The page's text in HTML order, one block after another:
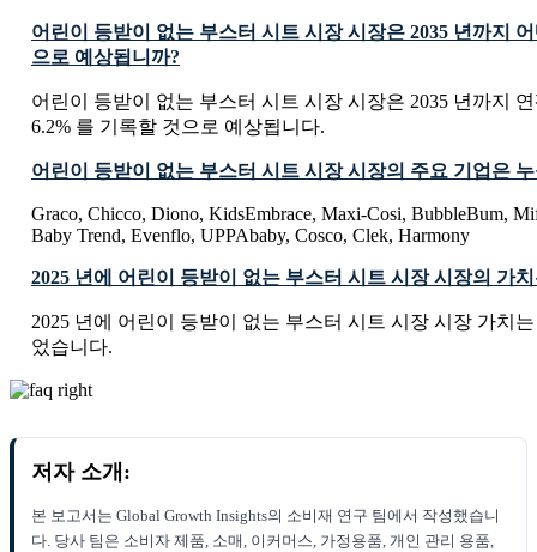
어린이 등받이 없는 부스터 시트 시장 시장은 2035 년까지
으로 예상됩니까?
어린이 등받이 없는 부스터 시트 시장 시장은 2035 년까지
6.2% 를 기록할 것으로 예상됩니다.
어린이 등받이 없는 부스터 시트 시장 시장의 주요 기업은
Graco, Chicco, Diono, KidsEmbrace, Maxi-Cosi, BubbleBum,
Baby Trend, Evenflo, UPPAbaby, Cosco, Clek, Harmony
2025 년에 어린이 등받이 없는 부스터 시트 시장 시장의 가
2025 년에 어린이 등받이 없는 부스터 시트 시장 시장 가치
었습니다.
저자 소개:
본 보고서는 Global Growth Insights의 소비재 연구 팀에서 작성했습니
다. 당사 팀은 소비자 제품, 소매, 이커머스, 가정용품, 개인 관리 용품,